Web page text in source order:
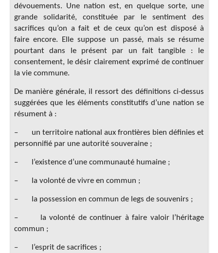
dévouements. Une nation est, en quelque sorte, une
grande solidarité, constituée par le sentiment des
sacrifices qu’on a fait et de ceux qu’on est disposé à
faire encore. Elle suppose un passé, mais se résume
pourtant dans le présent par un fait tangible : le
consentement, le désir clairement exprimé de continuer
la vie commune.
De manière générale, il ressort des définitions ci-dessus
suggérées que les éléments constitutifs d’une nation se
résument à :
– un territoire national aux frontières bien définies et
personnifié par une autorité souveraine ;
– l’existence d’une communauté humaine ;
– la volonté de vivre en commun ;
– la possession en commun de legs de souvenirs ;
– la volonté de continuer à faire valoir l’héritage
commun ;
– l’esprit de sacrifices ;